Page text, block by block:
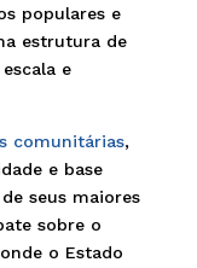
populares e
estrutura de
e
comunitárias,
e base
seus maiores
sobre o
o Estado